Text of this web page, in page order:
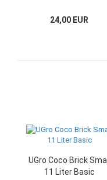
24,00 EUR
UGro Coco Brick Small
11 Liter Basic